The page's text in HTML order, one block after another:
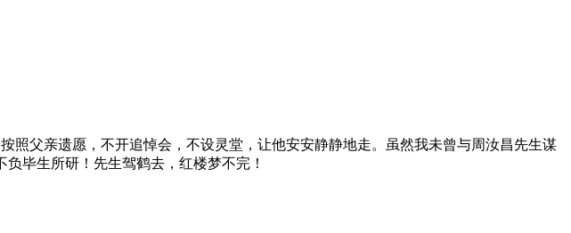
照父亲遗愿，不开追悼会，不设灵堂，让他安安静静地走。虽然我未曾与周汝昌先生谋
毕生所研！先生驾鹤去，红楼梦不完！